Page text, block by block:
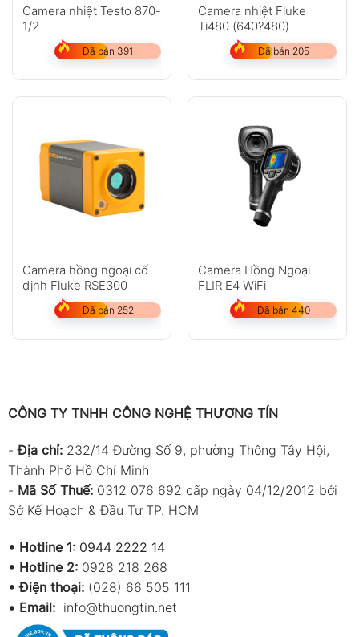
Camera nhiệt Testo 870-
1/2
Đã bán 391
Camera nhiệt Fluke
Ti480 (640?480)
Đã bán 205
Camera hồng ngoại cố
định Fluke RSE300
Đã bán 252
Camera Hồng Ngoại
FLIR E4 WiFi
Đã bán 440
CÔNG TY TNHH CÔNG NGHỆ THƯƠNG TÍN
-Địa chỉ: 232/14 Đường Số 9, phường Thông Tây Hội,
Thành Phố Hồ Chí Minh
- Mã Số Thuế: 0312 076 692 cấp ngày 04/12/2012 bởi
Sở Kế Hoạch & Đầu Tư TP. HCM
• Hotline 1: 0944 2222 14
• Hotline 2: 0928 218 268
• Điện thoại: (028) 66 505 111
• Email: info@thuongtin.net